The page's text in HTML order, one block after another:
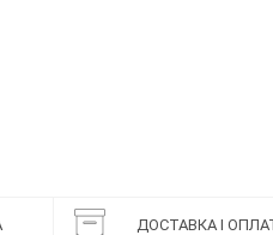
ДОСТАВКА І